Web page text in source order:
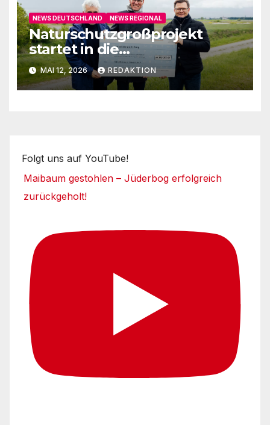
NEWS DEUTSCHLAND NEWS REGIONAL
Naturschutzgroßprojekt
startet in die
Umsetzungsphase
MAI 12, 2026 REDAKTION
Folgt uns auf YouTube!
Maibaum gestohlen – Jüderbog erfolgreich
zurückgeholt!